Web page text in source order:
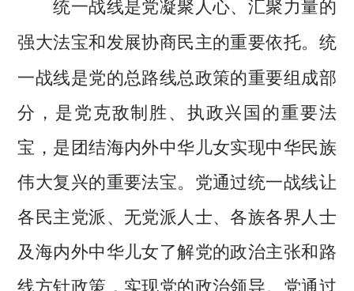
统一战线是党凝聚人心、汇聚力量的
强大法宝和发展协商民主的重要依托。 统
一战线是党的总路线总政策的重要组成部
分，是党克敌制胜、执政兴国的重要法
宝，是团结海内外中华儿女实现中华民族
伟大复兴的重要法宝。党通过统一战线让
各民主党派、无党派人士、各族各界人士
及海内外中华儿女了解党的政治主张和路
线方针政策，实现党的政治领导。党通过